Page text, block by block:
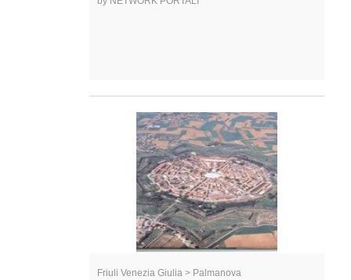
Friuli Venezia Giulia > Palmanova